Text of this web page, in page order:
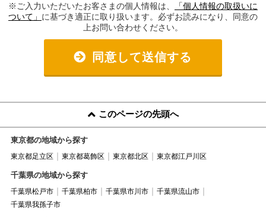
※ご入力いただいたお客さまの個人情報は、
「個人情報の取扱いに
ついて」 に基づき適正に取り扱います。必ずお読みになり、同意の
上お問い合わせください。
同意して送信する
このページの先頭へ
東京都の地域から探す
東京都足立区 東京都葛飾区 東京都北区 東京都江戸川区
千葉県の地域から探す
千葉県松戸市 千葉県柏市 千葉県市川市
千葉県流山市
千葉県我孫子市